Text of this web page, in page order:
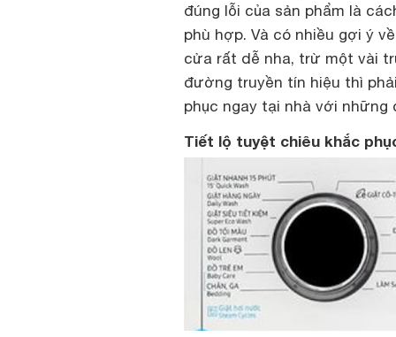
đúng lỗi của sản phẩm là
phù hợp. Và có nhiều gợi ý
cửa rất dễ nha, trừ một vài
đường truyền tín hiệu thì
phục ngay tại nhà với những
Tiết lộ tuyệt chiêu khắc